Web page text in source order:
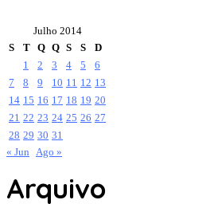
Julho 2014
S
T Q Q S S
D
1
2 3 4 5
6
7
8 9 10 11 12 13
14 15 16 17 18 19 20
21 22 23 24 25 26 27
28 29 30 31
« Jun Ago »
Arquivo